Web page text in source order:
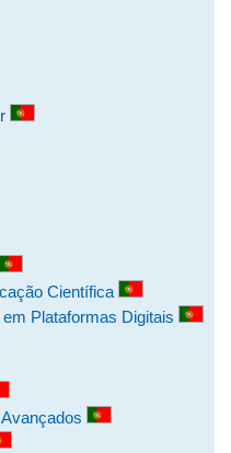
Científica
Plataformas Digitais